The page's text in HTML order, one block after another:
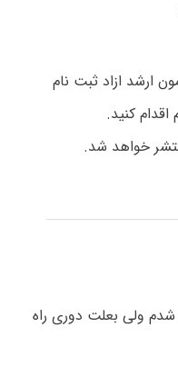
ارشد ازاد ثبت نام
کنید.
خواهد شد.
ولی بعلت دوری راه